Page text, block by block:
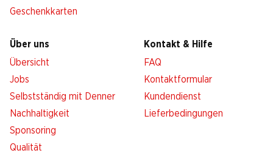
Geschenkkarten
Über uns
Übersicht
Jobs
Selbstständig mit Denner
Nachhaltigkeit
Sponsoring
Qualität
Kontakt & Hilfe
FAQ
Kontaktformular
Kundendienst
Lieferbedingungen